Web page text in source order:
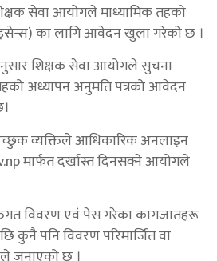
सेवा आयोगले माध्यामिक तहको
का लागि आवेदन खुला गरेको छ ।
शिक्षक सेवा आयोगले सुचना
अध्यापन अनुमति पत्रको आवेदन
व्यक्तिले आधिकारिक अनलाइन
मार्फत दर्खास्त दिनसक्ने आयोगले
विवरण एवं पेस गरेका कागजातहरू
कुनै पनि विवरण परिमार्जित वा